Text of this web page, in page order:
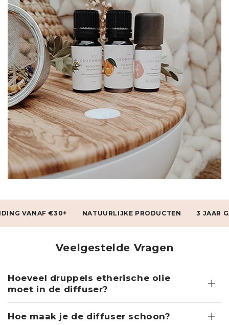
€30+ NATUURLIJKE PRODUCTEN 3 JAAR GARANTIE
Veelgestelde Vragen
Hoeveel druppels etherische olie
moet in de diffuser?
Hoe maak je de diffuser schoon?